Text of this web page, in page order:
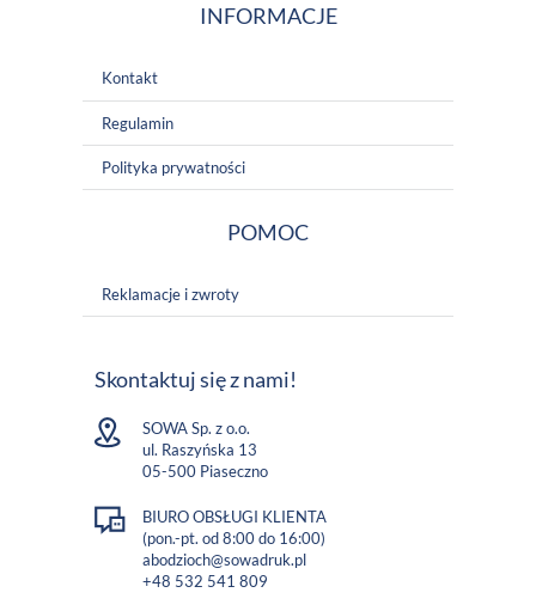
INFORMACJE
Kontakt
Regulamin
Polityka prywatności
POMOC
Reklamacje i zwroty
Skontaktuj się z nami!
SOWA Sp. z o.o.
ul. Raszyńska 13
05-500 Piaseczno
BIURO OBSŁUGI KLIENTA
(pon.-pt. od 8:00 do 16:00)
abodzioch@sowadruk.pl
+48 532 541 809